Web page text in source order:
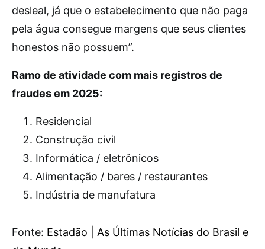
desleal, já que o estabelecimento que não paga
pela água consegue margens que seus clientes
honestos não possuem”.
Ramo de atividade com mais registros de
fraudes em 2025:
Residencial
Construção civil
Informática / eletrônicos
Alimentação / bares / restaurantes
Indústria de manufatura
Fonte: Estadão | As Últimas Notícias do Brasil e